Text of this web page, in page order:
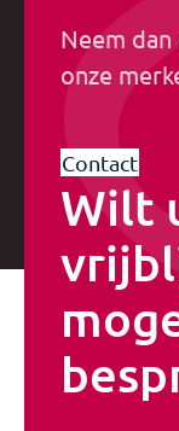
Neem
onze
Contact
Wilt